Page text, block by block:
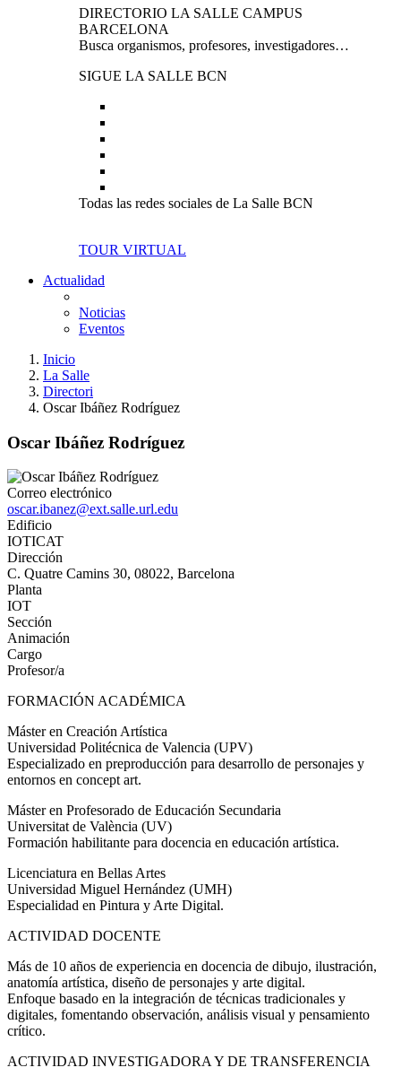
DIRECTORIO LA SALLE CAMPUS
BARCELONA
Busca organismos, profesores, investigadores…
SIGUE LA SALLE BCN
Todas las redes sociales de La Salle BCN
TOUR VIRTUAL
Actualidad
Noticias
Eventos
Inicio
La Salle
Directori
Oscar Ibáñez Rodríguez
Oscar Ibáñez Rodríguez
Correo electrónico
oscar.ibanez@ext.salle.url.edu
Edificio
IOTICAT
Dirección
C. Quatre Camins 30, 08022, Barcelona
Planta
IOT
Sección
Animación
Cargo
Profesor/a
FORMACIÓN ACADÉMICA
Máster en Creación Artística
Universidad Politécnica de Valencia (UPV)
Especializado en preproducción para desarrollo de personajes y
entornos en concept art.
Máster en Profesorado de Educación Secundaria
Universitat de València (UV)
Formación habilitante para docencia en educación artística.
Licenciatura en Bellas Artes
Universidad Miguel Hernández (UMH)
Especialidad en Pintura y Arte Digital.
ACTIVIDAD DOCENTE
Más de 10 años de experiencia en docencia de dibujo, ilustración,
anatomía artística, diseño de personajes y arte digital.
Enfoque basado en la integración de técnicas tradicionales y
digitales, fomentando observación, análisis visual y pensamiento
crítico.
ACTIVIDAD INVESTIGADORA Y DE TRANSFERENCIA